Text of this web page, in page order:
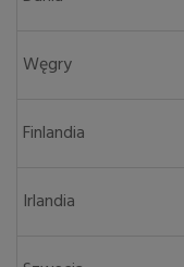
Węgry
Finlandia
Irlandia